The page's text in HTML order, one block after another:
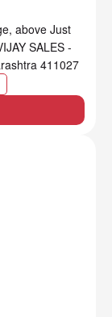
above Just
SALES -
411027